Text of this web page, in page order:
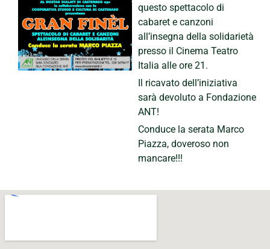
questo spettacolo di
cabaret e canzoni
all’insegna della solidarietà
presso il Cinema Teatro
Italia alle ore 21.
Il ricavato dell’iniziativa
sarà devoluto a Fondazione
ANT!
Conduce la serata Marco
Piazza, doveroso non
mancare!!!